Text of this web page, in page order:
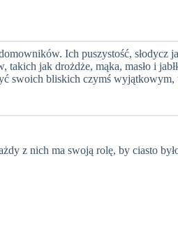
Ich puszystość, słodycz
jak drożdże, mąka, masło i
swoich bliskich czymś wyjątkowym,
z nich ma swoją rolę, by ciasto